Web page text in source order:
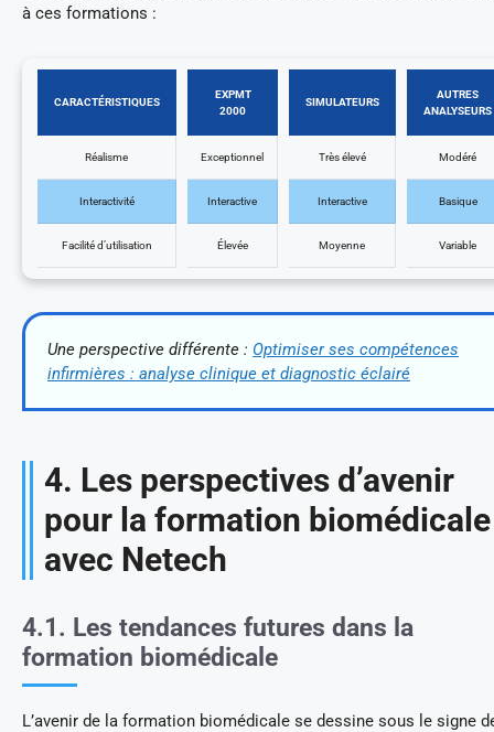
à ces formations :
CARACTÉRISTIQUES
EXPMT
2000
SIMULATEURS
AUTRES
ANALYSEURS
Réalisme Exceptionnel Très élevé Modéré
Interactivité Interactive Interactive Basique
Facilité d’utilisation Élevée Moyenne Variable
Une perspective différente : Optimiser ses compétences
infirmières : analyse clinique et diagnostic éclairé
4. Les perspectives d’avenir
pour la formation biomédicale
avec Netech
4.1. Les tendances futures dans la
formation biomédicale
L’avenir de la formation biomédicale se dessine sous le signe